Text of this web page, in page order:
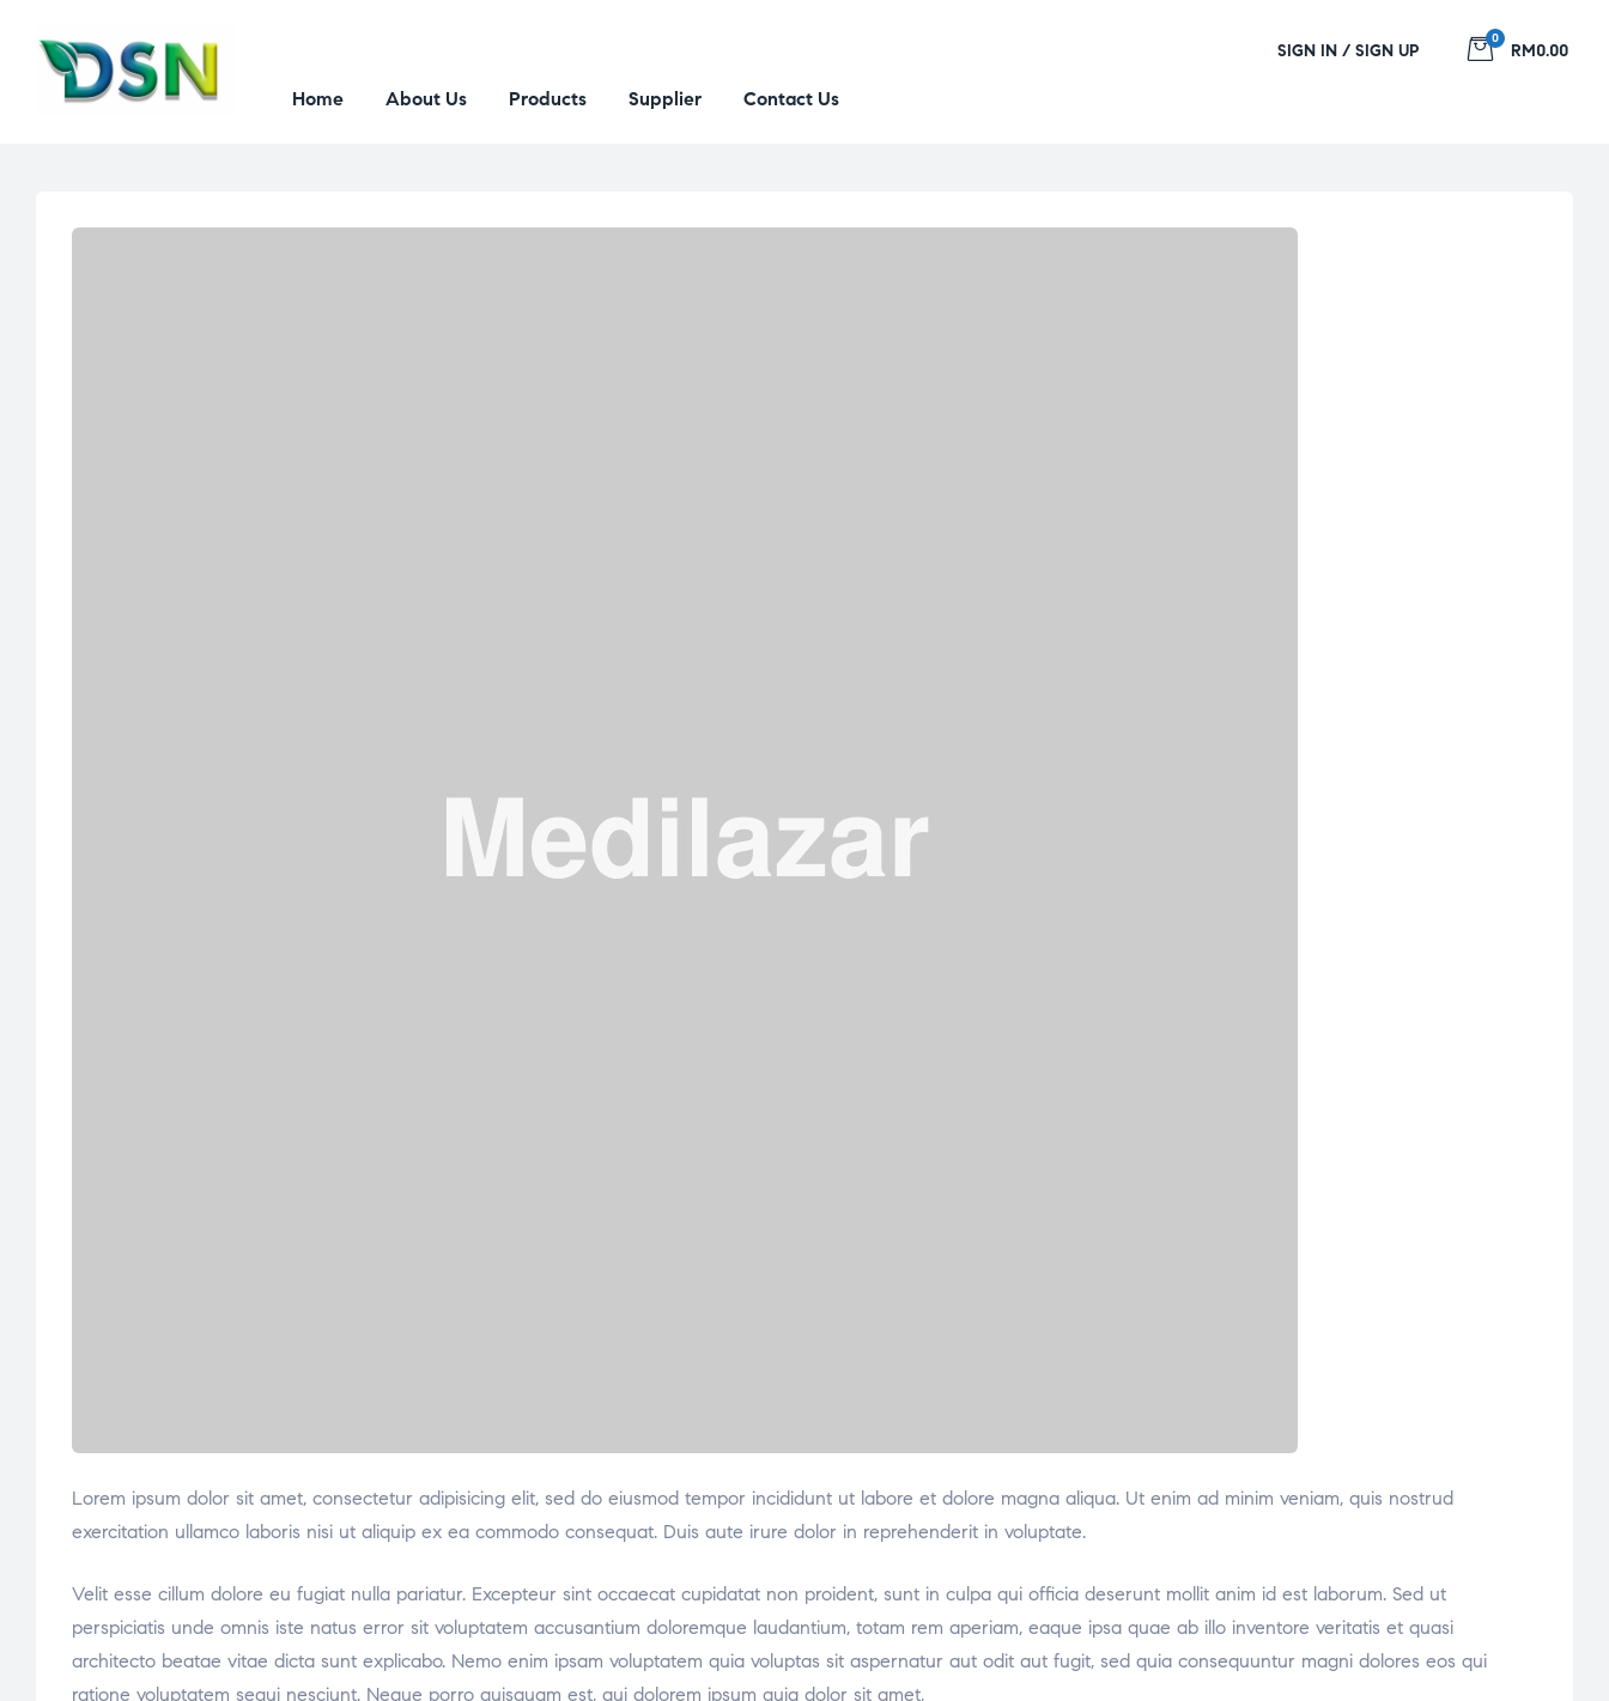
SIGN IN / SIGN UP
0
RM0.00
Home About Us Products Supplier Contact Us
Lorem ipsum dolor sit amet, consectetur adipisicing elit, sed do eiusmod tempor incididunt ut labore et dolore magna aliqua. Ut enim ad minim veniam, quis nostrud
exercitation ullamco laboris nisi ut aliquip ex ea commodo consequat. Duis aute irure dolor in reprehenderit in voluptate.
Velit esse cillum dolore eu fugiat nulla pariatur. Excepteur sint occaecat cupidatat non proident, sunt in culpa qui officia deserunt mollit anim id est laborum. Sed ut
perspiciatis unde omnis iste natus error sit voluptatem accusantium doloremque laudantium, totam rem aperiam, eaque ipsa quae ab illo inventore veritatis et quasi
architecto beatae vitae dicta sunt explicabo. Nemo enim ipsam voluptatem quia voluptas sit aspernatur aut odit aut fugit, sed quia consequuntur magni dolores eos qui
ratione voluptatem sequi nesciunt. Neque porro quisquam est, qui dolorem ipsum quia dolor sit amet,